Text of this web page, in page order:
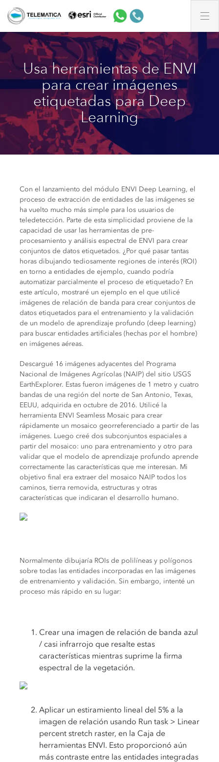
Usa herramientas de ENVI
para crear imágenes
etiquetadas para Deep
Learning
Con el lanzamiento del módulo ENVI Deep Learning, el
proceso de extracción de entidades de las imágenes se
ha vuelto mucho más simple para los usuarios de
teledetección. Parte de esta simplicidad proviene de la
capacidad de usar las herramientas de pre-
procesamiento y análisis espectral de ENVI para crear
conjuntos de datos etiquetados. ¿Por qué pasar tantas
horas dibujando tediosamente regiones de interés (ROI)
en torno a entidades de ejemplo, cuando podría
automatizar parcialmente el proceso de etiquetado? En
este artículo, mostraré un ejemplo en el que utilicé
imágenes de relación de banda para crear conjuntos de
datos etiquetados para el entrenamiento y la validación
de un modelo de aprendizaje profundo (deep learning)
para buscar entidades artificiales (hechas por el hombre)
en imágenes aéreas.
Descargué 16 imágenes adyacentes del Programa
Nacional de Imágenes Agrícolas (NAIP) del sitio USGS
EarthExplorer. Estas fueron imágenes de 1 metro y cuatro
bandas de una región del norte de San Antonio, Texas,
EEUU, adquirida en octubre de 2016. Utilicé la
herramienta ENVI Seamless Mosaic para crear
rápidamente un mosaico georreferenciado a partir de las
imágenes. Luego creé dos subconjuntos espaciales a
partir del mosaico: uno para entrenamiento y otro para
validar que el modelo de aprendizaje profundo aprende
correctamente las características que me interesan. Mi
objetivo final era extraer del mosaico NAIP todos los
caminos, tierra removida, estructuras y otras
características que indicaran el desarrollo humano.
Normalmente dibujaría ROIs de polilíneas y polígonos
sobre todas las entidades incorporadas en las imágenes
de entrenamiento y validación. Sin embargo, intenté un
proceso más rápido en su lugar:
Crear una imagen de relación de banda azul
/ casi infrarrojo que resalte estas
características mientras suprime la firma
espectral de la vegetación.
Aplicar un estiramiento lineal del 5% a la
imagen de relación usando Run task > Linear
percent stretch raster, en la Caja de
herramientas ENVI. Esto proporcionó aún
más contraste entre las entidades integradas